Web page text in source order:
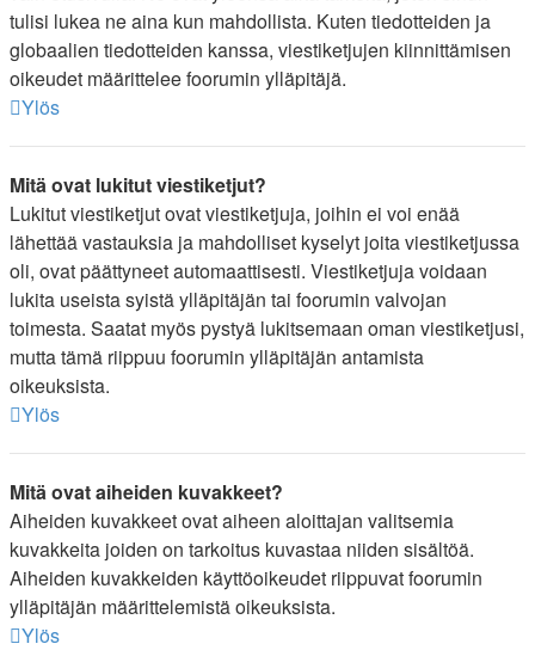
tulisi lukea ne aina kun mahdollista. Kuten tiedotteiden ja
globaalien tiedotteiden kanssa, viestiketjujen kiinnittämisen
oikeudet määrittelee foorumin ylläpitäjä.
Ylös
Mitä ovat lukitut viestiketjut?
Lukitut viestiketjut ovat viestiketjuja, joihin ei voi enää
lähettää vastauksia ja mahdolliset kyselyt joita viestiketjussa
oli, ovat päättyneet automaattisesti. Viestiketjuja voidaan
lukita useista syistä ylläpitäjän tai foorumin valvojan
toimesta. Saatat myös pystyä lukitsemaan oman viestiketjusi,
mutta tämä riippuu foorumin ylläpitäjän antamista
oikeuksista.
Ylös
Mitä ovat aiheiden kuvakkeet?
Aiheiden kuvakkeet ovat aiheen aloittajan valitsemia
kuvakkeita joiden on tarkoitus kuvastaa niiden sisältöä.
Aiheiden kuvakkeiden käyttöoikeudet riippuvat foorumin
ylläpitäjän määrittelemistä oikeuksista.
Ylös